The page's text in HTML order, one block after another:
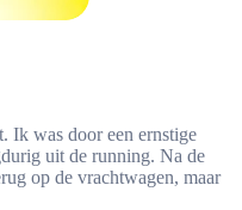
Ik was door een ernstige
uit de running. Na de
op de vrachtwagen, maar